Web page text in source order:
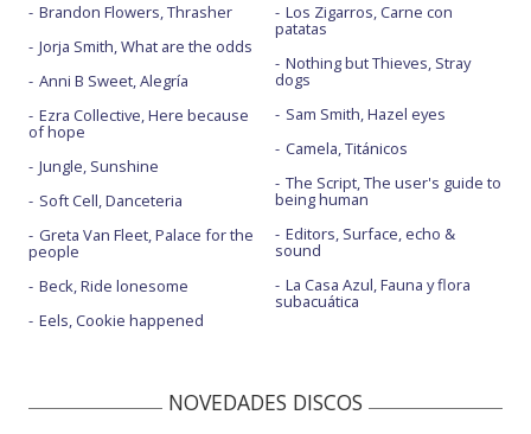
Brandon Flowers, Thrasher
Jorja Smith, What are the odds
Anni B Sweet, Alegría
Ezra Collective, Here because
of hope
Jungle, Sunshine
Soft Cell, Danceteria
Greta Van Fleet, Palace for the
people
Beck, Ride lonesome
Eels, Cookie happened
Los Zigarros, Carne con
patatas
Nothing but Thieves, Stray
dogs
Sam Smith, Hazel eyes
Camela, Titánicos
The Script, The user's guide to
being human
Editors, Surface, echo &
sound
La Casa Azul, Fauna y flora
subacuática
NOVEDADES DISCOS